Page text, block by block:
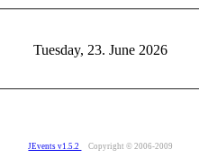
Tuesday, 23. June 2026
JEvents v1.5.2 Copyright © 2006-2009